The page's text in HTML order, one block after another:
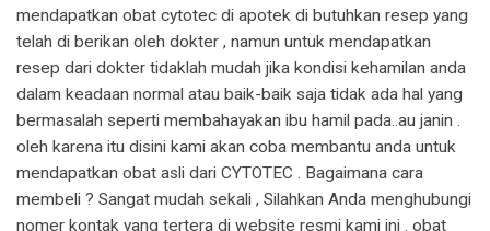
mendapatkan obat cytotec di apotek di butuhkan resep yang
telah di berikan oleh dokter , namun untuk mendapatkan
resep dari dokter tidaklah mudah jika kondisi kehamilan anda
dalam keadaan normal atau baik-baik saja tidak ada hal yang
bermasalah seperti membahayakan ibu hamil pada..au janin .
oleh karena itu disini kami akan coba membantu anda untuk
mendapatkan obat asli dari CYTOTEC . Bagaimana cara
membeli ? Sangat mudah sekali , Silahkan Anda menghubungi
nomer kontak yang tertera di website resmi kami ini . obat